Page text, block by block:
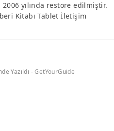
yılında restore edilmiştir.
Kitabı Tablet İletişim
Yazıldı - GetYourGuide